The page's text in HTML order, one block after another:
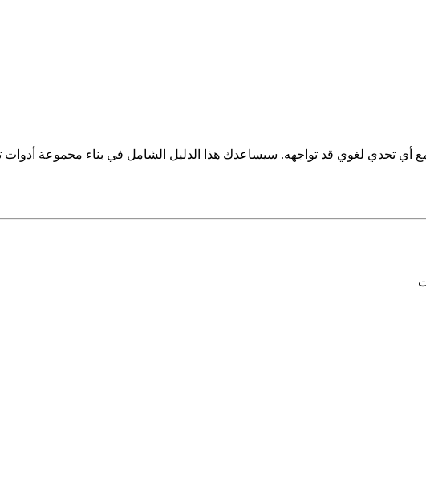
أي تحدي لغوي قد تواجهه. سيساعدك هذا الدليل الشامل في بناء مجموعة